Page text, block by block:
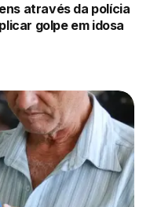
através da polícia
golpe em idosa